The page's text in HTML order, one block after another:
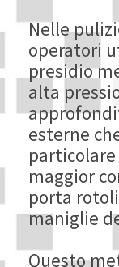
Nelle
operatori
presidio
alta
esterne
maggior
porta
maniglie
Questo